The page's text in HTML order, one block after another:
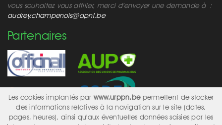
vous souhaitez vous affilier, merci d’envoyer une demande à :
audrey.champenois@apnl.be
Partenaires
Les cookies implantés par www.urppn.be permettent de stocker
des informations relatives à la navigation sur le site (dates,
pages, heures), ainsi qu'aux éventuelles données saisies par les